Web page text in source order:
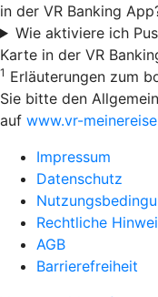
in der VR Banking
Wie aktiviere ich
Karte in der VR
1 Erläuterungen zum
Sie bitte den
auf www.vr-
Impressum
Datenschutz
Rechtliche
AGB
Barrierefreiheit